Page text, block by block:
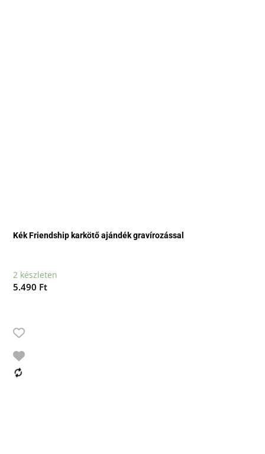
Kék Friendship karkötő ajándék gravírozással
2 készleten
5.490 Ft